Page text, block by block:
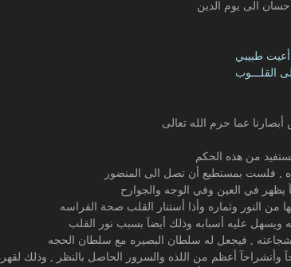
الى يوم الدين
طبيبي
القلـــوب
عما حرم الله تعالى
من هذه الحكم
, فلست بمستطيع أن تصل الى المنضور
يظهر في العين وفي الوجه والجوارح
من النور وثماره وأذا أستنار القلب صحة الفراسه
ويسهل عليه أسبابه وذلك أيضآ بسبب نور القلب
, فيجعل له سلطان البصيره مع سلطان الحجه
وأنشراحآ أعظم من اللذه والسرور الحاصل بالنظر , وذلك